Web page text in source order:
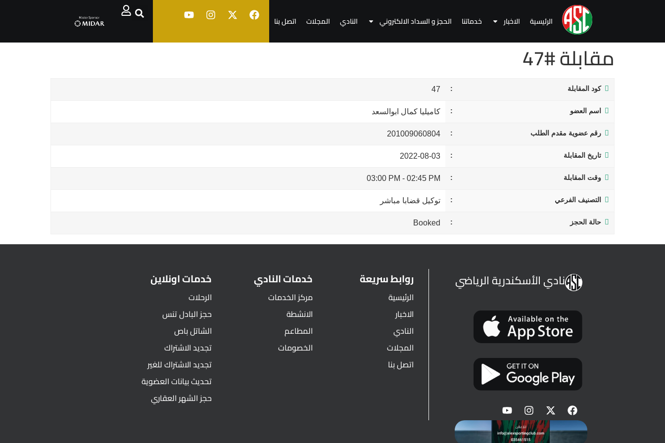
الرئيسية الاخبار خدماتنا الحجز و السداد الالكتروني النادي المجلات اتصل بنا
مقابلة #47
كود المقابلة 47
اسم العضو كاميليا كمال ابوالسعد
رقم عضوية مقدم الطلب 201009060804
تاريخ المقابلة 2022-08-03
وقت المقابلة 02:45 PM
-
03:00 PM
التصنيف الفرعي توكيل قضابا مباشر
حالة الحجز Booked
نادي الأسكندرية الرياضي روابط سريعة
الرئيسية
الاخبار
النادي
المجلات
اتصل بنا
خدمات النادي
مركز الخدمات
الانشطة
المطاعم
الخصومات
خدمات اونلاين
الرحلات
حجز البادل تنس
الشاتل باص
تجديد الاشتراك
تجديد الاشتراك للغير
تحديث بيانات العضوية
حجز الشهر العقاري